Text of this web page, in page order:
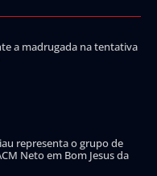
a madrugada na tentativa
representa o grupo de
Neto em Bom Jesus da